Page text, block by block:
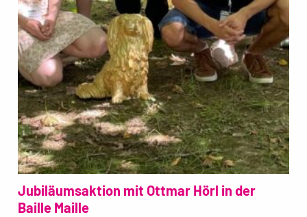
Jubiläumsaktion mit Ottmar Hörl in der
Baille Maille